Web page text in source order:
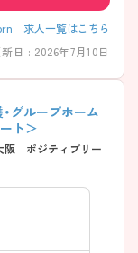
求人一覧はこちら
日 : 2026年7月10日
グループホーム
ト＞
阪 ポジティブリー